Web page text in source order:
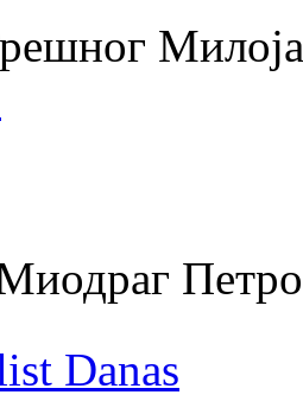
Милоја
Danas